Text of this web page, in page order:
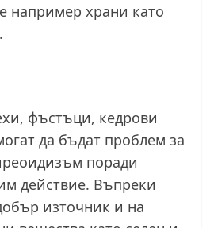
например храни като
фъстъци, кедрови
да бъдат проблем за
поради
действие. Въпреки
източник и на